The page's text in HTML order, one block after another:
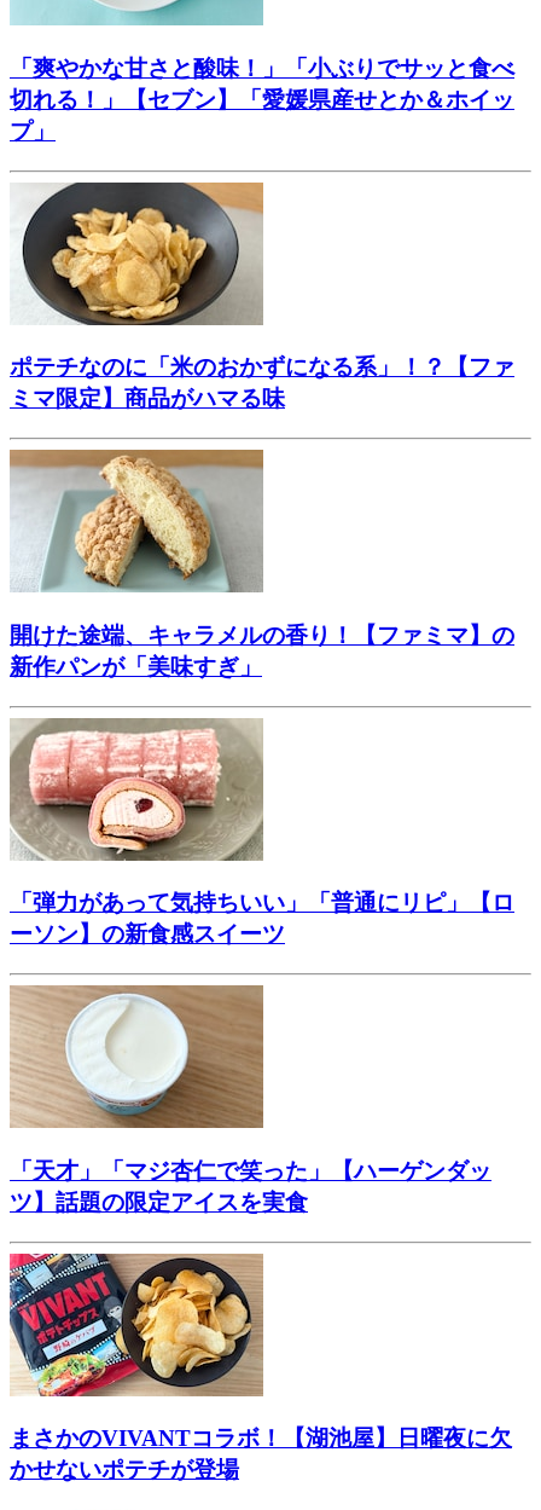
「爽やかな甘さと酸味！」「小ぶりでサッと食べ
切れる！」【セブン】「愛媛県産せとか＆ホイッ
プ」
ポテチなのに「米のおかずになる系」！？【ファ
ミマ限定】商品がハマる味
開けた途端、キャラメルの香り！【ファミマ】の
新作パンが「美味すぎ」
「弾力があって気持ちいい」「普通にリピ」【ロ
ーソン】の新食感スイーツ
「天才」「マジ杏仁で笑った」【ハーゲンダッ
ツ】話題の限定アイスを実食
まさかのVIVANTコラボ！【湖池屋】日曜夜に欠
かせないポテチが登場